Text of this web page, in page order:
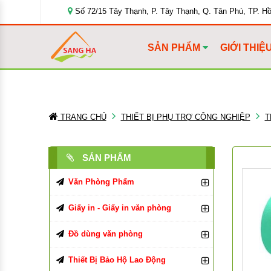
Số 72/15 Tây Thạnh, P. Tây Thạnh, Q. Tân Phú, TP.
SẢN PHẨM GIỚI
TRANG CHỦ THIẾT BỊ PHỤ TRỢ CÔNG NGHIỆP
SẢN PHẨM
Văn Phòng Phẩm
Bút Viết Các Loại
Bút Bi
Bút Chì, Ruột Chì
Bìa Đựng Hồ Sơ
Bìa Màu
Tập, Vở, Sổ
Giấy in - Giấy in văn phòng
Giấy In, Giấy Photocopy
Giấy in Double A
Giấy văn phòng
Đồ dùng văn phòng
Đồ Dùng Văn Phòng Phẩm
Thiết Bị Bảo Hộ Lao Động